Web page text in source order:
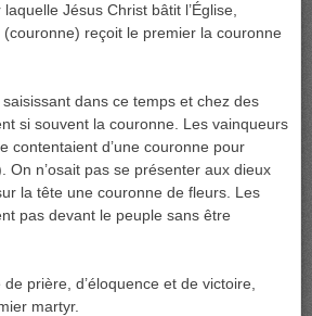
Jésus Christ bâtit l’Église,
reçoit le premier la couronne
saisissant dans ce temps et chez des
si souvent la couronne. Les vainqueurs
contentaient d’une couronne pour
On n’osait pas se présenter aux dieux
la tête une couronne de fleurs. Les
pas devant le peuple sans être
prière, d’éloquence et de victoire,
martyr.